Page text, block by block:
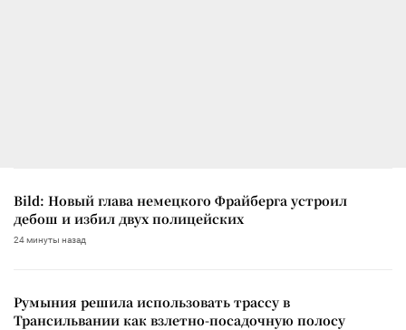
Bild: Новый глава немецкого Фрайберга устроил
дебош и избил двух полицейских
24 минуты назад
Румыния решила использовать трассу в
Трансильвании как взлетно-посадочную полосу